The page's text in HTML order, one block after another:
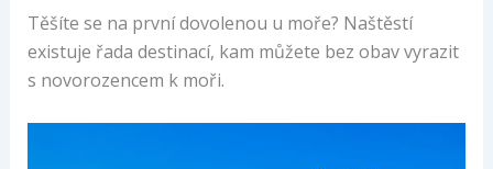
Těšíte se na první dovolenou u moře? Naštěstí
existuje řada destinací, kam můžete bez obav vyrazit
s novorozencem k moři.